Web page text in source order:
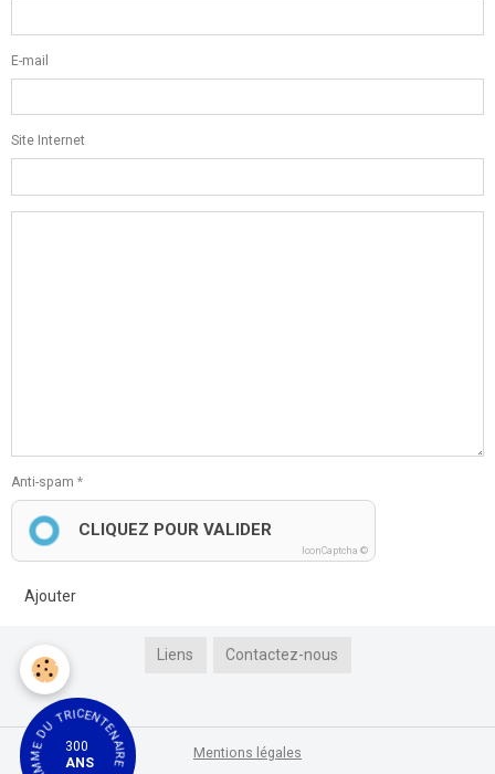
E-mail
Site Internet
Anti-spam
CLIQUEZ POUR VALIDER
IconCaptcha ©
Ajouter
Liens Contactez-nous
300
ANS
Mentions légales